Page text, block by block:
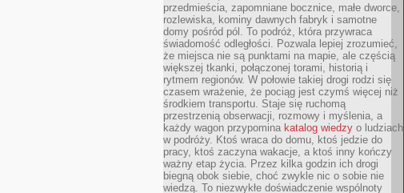
przedmieścia, zapomniane bocznice, małe dworce,
rozlewiska, kominy dawnych fabryk i samotne
domy pośród pól. To podróż, która przywraca
świadomość odległości. Pozwala lepiej zrozumieć,
że miejsca nie są punktami na mapie, ale częścią
większej tkanki, połączonej torami, historią i
rytmem regionów. W połowie takiej drogi rodzi się
czasem wrażenie, że pociąg jest czymś więcej niż
środkiem transportu. Staje się ruchomą
przestrzenią obserwacji, rozmowy i myślenia, a
każdy wagon przypomina katalog wiedzy o ludziach
w podróży. Ktoś wraca do domu, ktoś jedzie do
pracy, ktoś zaczyna wakacje, a ktoś inny kończy
ważny etap życia. Przez kilka godzin ich drogi
biegną obok siebie, choć zwykle nic o sobie nie
wiedzą. To niezwykłe doświadczenie wspólnoty